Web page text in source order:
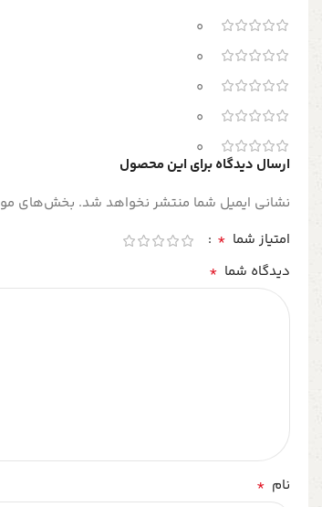
0
0
0
0
0
ارسال دیدگاه برای این محصول
نشانی ایمیل شما منتشر نخواهد شد. بخش‌های
امتیاز شما *
دیدگاه شما *
نام *